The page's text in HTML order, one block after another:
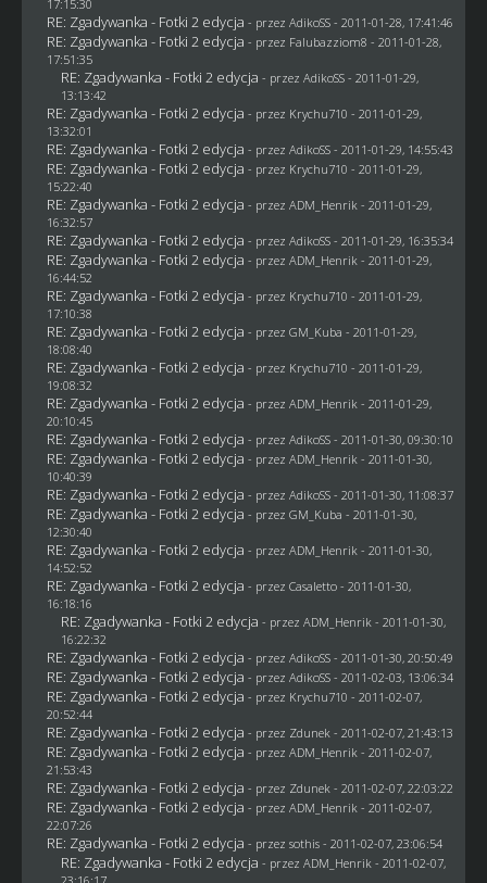
17:15:30
RE: Zgadywanka - Fotki 2 edycja - przez AdikoSS - 2011-01-28, 17:41:46
RE: Zgadywanka - Fotki 2 edycja - przez Falubazziom8 - 2011-01-28,
17:51:35
RE: Zgadywanka - Fotki 2 edycja - przez AdikoSS - 2011-01-29,
13:13:42
RE: Zgadywanka - Fotki 2 edycja - przez Krychu710 - 2011-01-29,
13:32:01
RE: Zgadywanka - Fotki 2 edycja - przez AdikoSS - 2011-01-29, 14:55:43
RE: Zgadywanka - Fotki 2 edycja - przez Krychu710 - 2011-01-29,
15:22:40
RE: Zgadywanka - Fotki 2 edycja - przez ADM_Henrik - 2011-01-29,
16:32:57
RE: Zgadywanka - Fotki 2 edycja - przez AdikoSS - 2011-01-29, 16:35:34
RE: Zgadywanka - Fotki 2 edycja - przez ADM_Henrik - 2011-01-29,
16:44:52
RE: Zgadywanka - Fotki 2 edycja - przez Krychu710 - 2011-01-29,
17:10:38
RE: Zgadywanka - Fotki 2 edycja - przez GM_Kuba - 2011-01-29,
18:08:40
RE: Zgadywanka - Fotki 2 edycja - przez Krychu710 - 2011-01-29,
19:08:32
RE: Zgadywanka - Fotki 2 edycja - przez ADM_Henrik - 2011-01-29,
20:10:45
RE: Zgadywanka - Fotki 2 edycja - przez AdikoSS - 2011-01-30, 09:30:10
RE: Zgadywanka - Fotki 2 edycja - przez ADM_Henrik - 2011-01-30,
10:40:39
RE: Zgadywanka - Fotki 2 edycja - przez AdikoSS - 2011-01-30, 11:08:37
RE: Zgadywanka - Fotki 2 edycja - przez GM_Kuba - 2011-01-30,
12:30:40
RE: Zgadywanka - Fotki 2 edycja - przez ADM_Henrik - 2011-01-30,
14:52:52
RE: Zgadywanka - Fotki 2 edycja - przez Casaletto- 2011-01-30,
16:18:16
RE: Zgadywanka - Fotki 2 edycja - przez ADM_Henrik - 2011-01-30,
16:22:32
RE: Zgadywanka - Fotki 2 edycja - przez AdikoSS - 2011-01-30, 20:50:49
RE: Zgadywanka - Fotki 2 edycja - przez AdikoSS - 2011-02-03, 13:06:34
RE: Zgadywanka - Fotki 2 edycja - przez Krychu710 - 2011-02-07,
20:52:44
RE: Zgadywanka - Fotki 2 edycja - przez Zdunek - 2011-02-07, 21:43:13
RE: Zgadywanka - Fotki 2 edycja - przez ADM_Henrik - 2011-02-07,
21:53:43
RE: Zgadywanka - Fotki 2 edycja - przez Zdunek - 2011-02-07, 22:03:22
RE: Zgadywanka - Fotki 2 edycja - przez ADM_Henrik - 2011-02-07,
22:07:26
RE: Zgadywanka - Fotki 2 edycja - przez sothis- 2011-02-07, 23:06:54
RE: Zgadywanka - Fotki 2 edycja - przez ADM_Henrik - 2011-02-07,